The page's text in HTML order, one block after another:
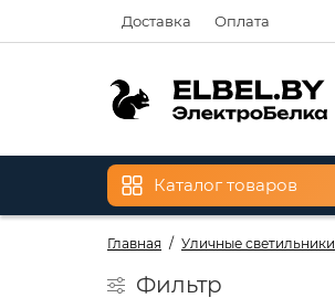
Доставка Оплата
Каталог товаров
Главная Уличные светильники
Фильтр